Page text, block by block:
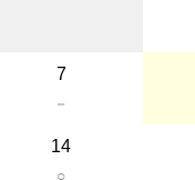
7
－
14
○